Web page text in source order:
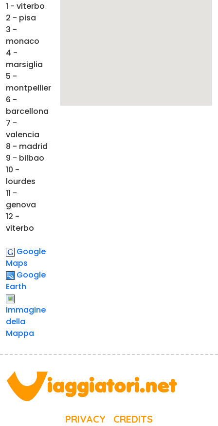
1 - viterbo
2 - pisa
3 -
monaco
4 -
marsiglia
5 -
montpellier
6 -
barcellona
7 -
valencia
8 - madrid
9 - bilbao
10 -
lourdes
11 -
genova
12 -
viterbo
Google
Maps
Google
Earth
Immagine
della
Mappa
PRIVACY CREDITS